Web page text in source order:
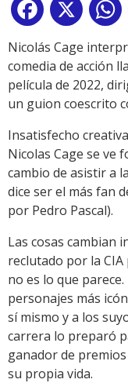
Facebook
X
Nicolás Cage
comedia de acción
película de 2022,
un guion coescrito
Insatisfecho
Nicolas Cage se ve
cambio de asistir a
dice ser el más fan
por Pedro Pascal).
Las cosas cambian
reclutado por la CIA
no es lo que
personajes más
sí mismo y a los
carrera lo preparó
ganador de
su propia vida.